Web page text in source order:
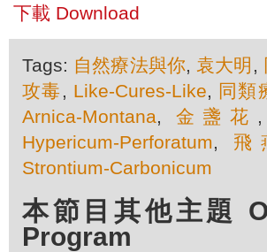
下載 Download
Tags: 自然療法與你,袁大明 ,
攻毒, Like-Cures-Like, 同類
Arnica-Montana, 金盞花 ,
Hypericum-Perforatum, 飛
Strontium-Carbonicum
本節目其他主題
Program